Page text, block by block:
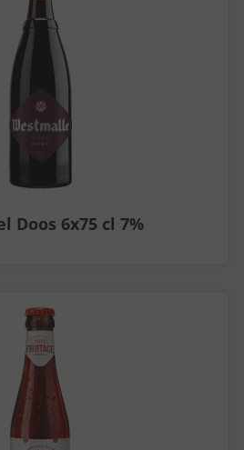
Doos 6x75 cl 7%